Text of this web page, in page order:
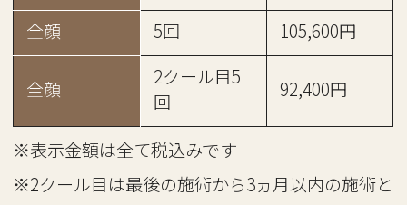
全顔
5回 105,600円
全顔
2クール目5
回
92,400円
※表示金額は全て税込みです
※2クール目は最後の施術から3ヵ月以内の施術と